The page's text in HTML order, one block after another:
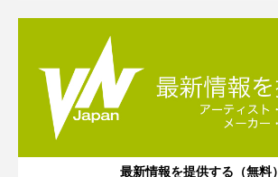
最新情報を提供する（無料）